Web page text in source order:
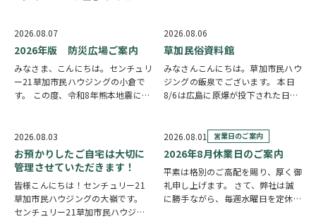
2026.08.07
2026年版 防災広場ご案内
みなさま、こんにちは。センチュリ
ー21草加市民ハウジングの小倉で
す。 この度、令和8年熊本地震によ
多い国です。草加市においても、他
人事ではなく、日頃から少しでも、
防災意識を高め…
2026.08.06
草加民俗資料館
みなさんこんにちは。草加市民ハウ
ジングの飯泉でございます。 本日
8/6は広島に原爆が投下された日に
もあります。 草加でも谷塚町、新
田などで空襲があったと言い伝えが
あります。草加…
2026.08.03
お預かりしたご自宅は大切に
管理させていただきます！
皆様こんにちは！センチュリー21
草加市民ハウジングの大嶺です。
センチュリー21草加市民ハウジン
2026.08.01 営業日のご案内
2026年8月休業日のご案内
平素は格別のご高配を賜り、厚く御
礼申し上げます。 さて、弊社は誠
に勝手ながら、毎週水曜日を定休日